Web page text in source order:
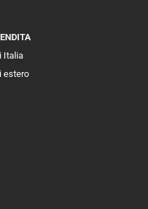
Italia
estero